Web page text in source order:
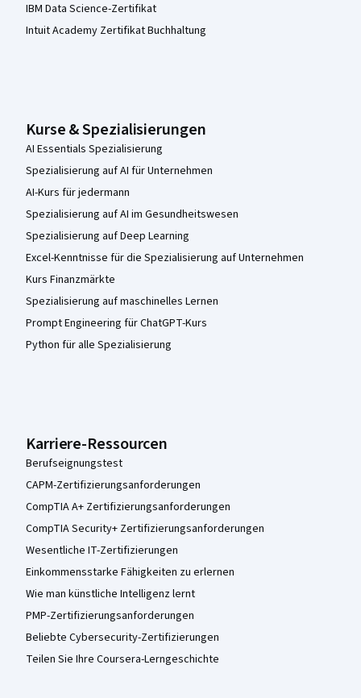
IBM Data Science-Zertifikat
Intuit Academy Zertifikat Buchhaltung
Kurse & Spezialisierungen
AI Essentials Spezialisierung
Spezialisierung auf AI für Unternehmen
AI-Kurs für jedermann
Spezialisierung auf AI im Gesundheitswesen
Spezialisierung auf Deep Learning
Excel-Kenntnisse für die Spezialisierung auf Unternehmen
Kurs Finanzmärkte
Spezialisierung auf maschinelles Lernen
Prompt Engineering für ChatGPT-Kurs
Python für alle Spezialisierung
Karriere-Ressourcen
Berufseignungstest
CAPM-Zertifizierungsanforderungen
CompTIA A+ Zertifizierungsanforderungen
CompTIA Security+ Zertifizierungsanforderungen
Wesentliche IT-Zertifizierungen
Einkommensstarke Fähigkeiten zu erlernen
Wie man künstliche Intelligenz lernt
PMP-Zertifizierungsanforderungen
Beliebte Cybersecurity-Zertifizierungen
Teilen Sie Ihre Coursera-Lerngeschichte